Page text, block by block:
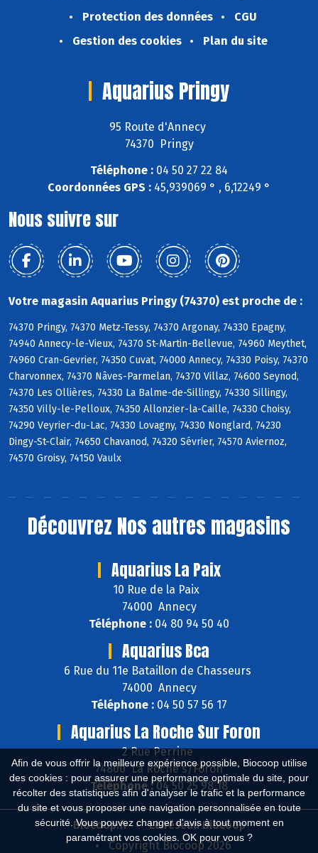
Afin de vous offrir la meilleure expérience possible, Biocoop utilise
des cookies : pour assurer une performance optimale du site, pour
récolter des statistiques afin d'analyser le trafic et la performance
du site et vous proposer une navigation personnalisée en toute
sécurité. Vous pouvez changer d'avis à tout moment en
paramétrant vos cookies. OK pour vous ?
Protection des données
CGU
Gestion des cookies
Plan du site
Aquarius Pringy
95 Route d'Annecy
74370 Pringy
Téléphone : 04 50 27 22 84
Coordonnées GPS : 45,939069 ° , 6,12249 °
Nous suivre sur
Votre magasin Aquarius Pringy (74370) est proche de :
74370 Pringy, 74370 Metz-Tessy, 74370 Argonay, 74330 Epagny,
74940 Annecy-le-Vieux, 74370 St-Martin-Bellevue, 74960 Meythet,
74960 Cran-Gevrier, 74350 Cuvat, 74000 Annecy, 74330 Poisy, 74370
Charvonnex, 74370 Nâves-Parmelan, 74370 Villaz, 74600 Seynod,
74370 Les Ollières, 74330 La Balme-de-Sillingy, 74330 Sillingy,
74350 Villy-le-Pelloux, 74350 Allonzier-la-Caille, 74330 Choisy,
74290 Veyrier-du-Lac, 74330 Lovagny, 74330 Nonglard, 74230
Dingy-St-Clair, 74650 Chavanod, 74320 Sévrier, 74570 Aviernoz,
74570 Groisy, 74150 Vaulx
Découvrez Nos autres magasins
Aquarius La Paix
10 Rue de la Paix
74000 Annecy
Téléphone : 04 80 94 50 40
Aquarius Bca
6 Rue du 11e Bataillon de Chasseurs
74000 Annecy
Téléphone : 04 50 57 56 17
Aquarius La Roche Sur Foron
2 Rue Perrine
74800 La Roche s/Foron
Téléphone :04 50 25 98 18
Biocoop.fr
Le réseau Biocoop
Copyright Biocoop 2026